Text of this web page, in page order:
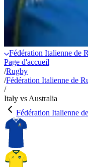
Fédération Italienne de
Page d'accueil
/Rugby
/Fédération Italienne de
/
Italy vs Australia
Fédération Italienne